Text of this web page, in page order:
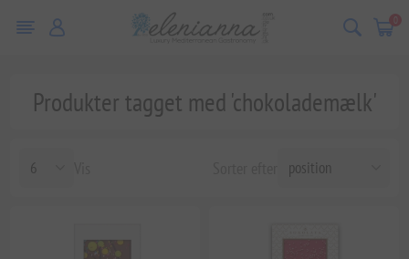
0
Produkter tagget med 'chokolademælk'